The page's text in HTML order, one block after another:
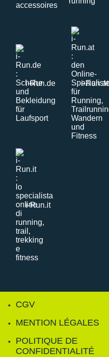
i-Run.de i-Run.at
i-Run.it
CGV
MENTION LÉGALES
POLITIQUE DE
CONFIDENTIALITÉ